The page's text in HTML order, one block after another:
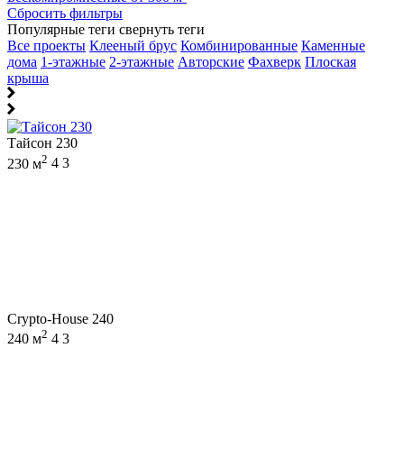
Сбросить фильтры
Популярные теги свернуть теги
Все проекты Клееный брус Комбинированные Каменные
дома 1-этажные 2-этажные Авторские Фахверк Плоская
крыша
Тайсон 230
230 м2 4 3
Crypto-House 240
240 м2 4 3